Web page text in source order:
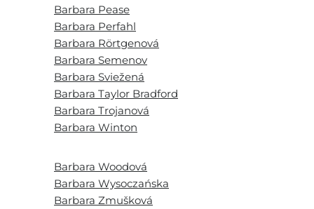
Barbara Pease
Barbara Perfahl
Barbara Rörtgenová
Barbara Semenov
Barbara Sviežená
Barbara Taylor Bradford
Barbara Trojanová
Barbara Winton
Barbara Woodová
Barbara Wysoczańska
Barbara Zmušková